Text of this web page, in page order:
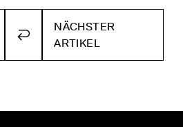
ZURÜCK
ZUR
NÄCHSTER
ARTIKEL